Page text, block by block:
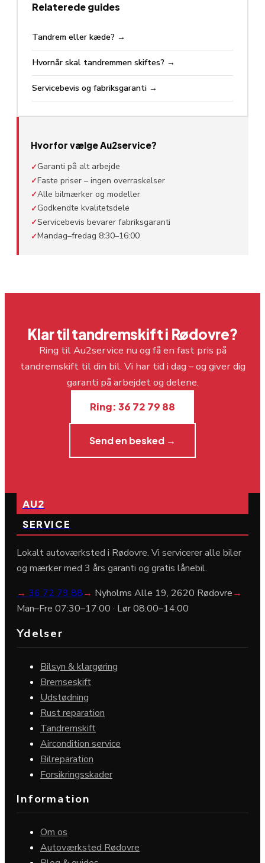
Relaterede guides
Tandrem eller kæde? →
Hvornår skal tandremmen skiftes? →
Servicebevis og fabriksgaranti →
Hvorfor vælge Au2service?
✓Garanti på alt arbejde
✓Faste priser – ingen overraskelser
✓Alle bilmærker og modeller
✓Godkendte kvalitetsdele
✓Servicebevis bevarer fabriksgaranti
✓Mandag–fredag 8:30–16:00
Klar til tandremskift i Rødovre?
Ring til Au2service nu og få en fast pris på
tandremskift til din bil. Vi har tid i dag – og giver dig
garanti på arbejdet og delene.
Ring: 36 72 79 88
Send en besked →
AU2
SERVICE
Lokalt autoværksted i Rødovre. Vi servicerer alle biler
og mærker med 3 års garanti og gratis lånebil.
→ 36 72 79 88→ Nyholms Alle 19, 2620 Rødovre→
Man–Fre 07:30–17:00 · Lør 08:00–14:00
Ydelser
Bilsyn & klargøring
Bremseskift
Udstødning
Rust reparation
Tandremskift
Aircondition service
Bilreparation
Forsikringsskader
Information
Om os
Autoværksted Rødovre